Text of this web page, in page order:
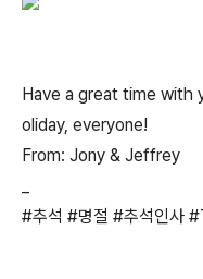
Have a great time with
oliday, everyone!
From: Jony & Jeffrey
#추석 #명절 #추석인사